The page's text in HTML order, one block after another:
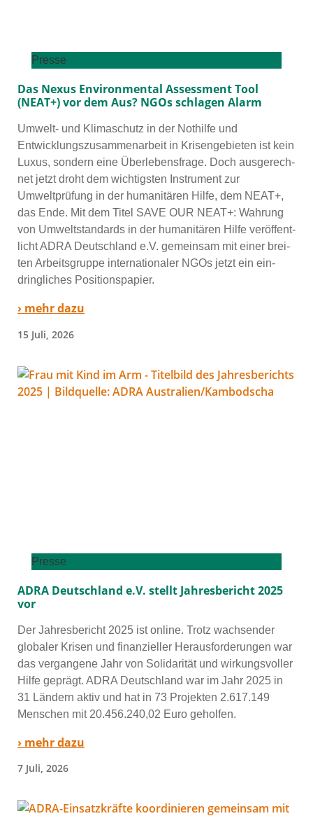
Presse
Das Nexus Environmental Assessment Tool
(NEAT+) vor dem Aus? NGOs schlagen Alarm
Umwelt- und Klimaschutz in der Nothilfe und
Entwicklungszusammenarbeit in Krisengebieten ist kein
Luxus, son­dern eine Überlebensfrage. Doch aus­ge­rech­
net jetzt droht dem wich­tigs­ten Instrument zur
Umweltprüfung in der huma­ni­tä­ren Hilfe, dem NEAT+,
das Ende. Mit dem Titel SAVE OUR NEAT+: Wahrung
von Umweltstandards in der huma­ni­tä­ren Hilfe ver­öf­fent­
licht ADRA Deutschland e.V. gemein­sam mit einer brei­
ten Arbeitsgruppe inter­na­tio­na­ler NGOs jetzt ein ein­
dring­li­ches Positionspapier.
› mehr dazu
15 Juli, 2026
Presse
ADRA Deutschland e.V. stellt Jahresbericht 2025
vor
Der Jahresbericht 2025 ist online. Trotz wach­sen­der
glo­ba­ler Krisen und finan­zi­el­ler Herausforderungen war
das ver­gan­ge­ne Jahr von Solidarität und wir­kungs­vol­ler
Hilfe geprägt. ADRA Deutschland war im Jahr 2025 in
31 Ländern aktiv und hat in 73 Projekten 2.617.149
Menschen mit 20.456.240,02 Euro gehol­fen.
› mehr dazu
7 Juli, 2026